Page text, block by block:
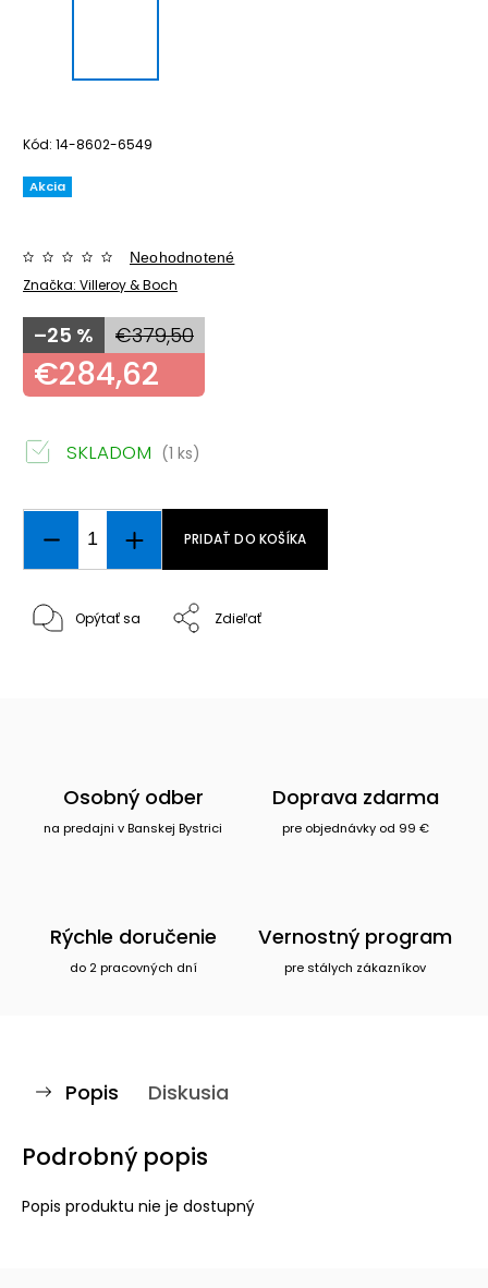
Kód: 14-8602-6549
Akcia
Značka: Villeroy & Boch
Neohodnotené
€379,50
–25 %
€284,62
SKLADOM (1 ks)
PRIDAŤ DO KOŠÍKA
Opýtať sa Zdieľať
Osobný odber
na predajni v Banskej Bystrici
Doprava zdarma
pre objednávky od 99 €
Rýchle doručenie
do 2 pracovných dní
Vernostný program
pre stálych zákazníkov
Popis Diskusia
Podrobný popis
Popis produktu nie je dostupný